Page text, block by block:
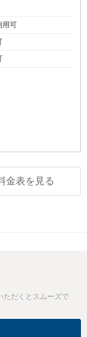
用可
金表を見る
ただくとスムーズで